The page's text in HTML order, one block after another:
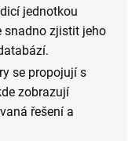
jednotkou
snadno zjistit jeho
se propojují s
zobrazují
řešení a